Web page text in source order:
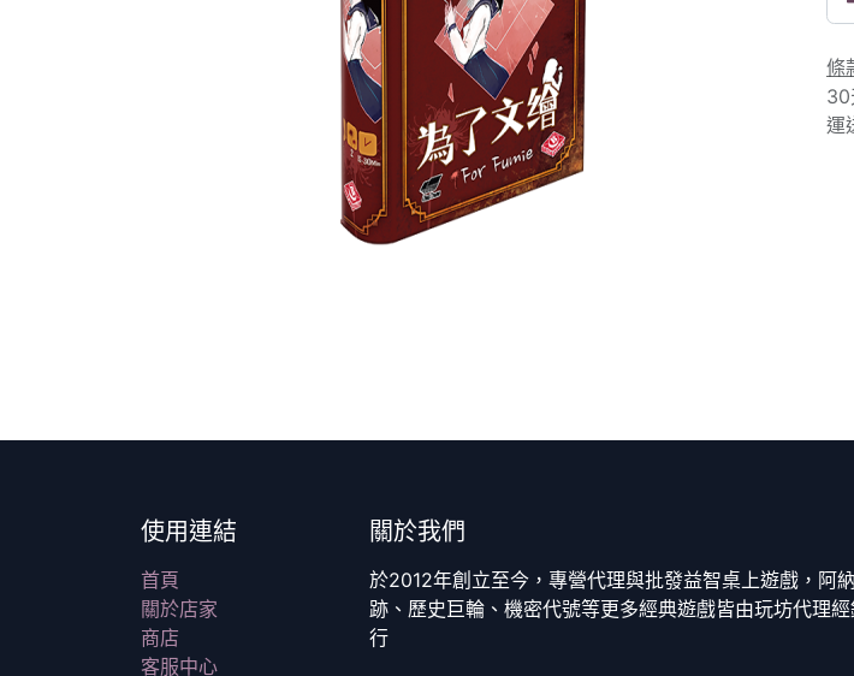
條
30
運
使用連結
首頁
關於店家
商店
客服中心
關於我們
於2012年創立至今，專營代理與批發益智桌上遊戲，阿
跡、歷史巨輪、機密代號等更多經典遊戲皆由玩坊代理
行